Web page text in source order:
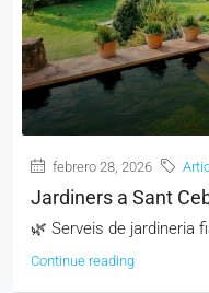
febrero 28, 2026
Jardiners a Sant
🌿 Serveis de jardineria
Continue reading